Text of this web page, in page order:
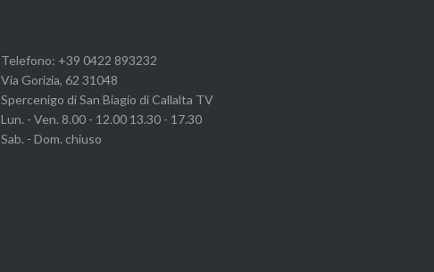
Telefono: +39 0422 893232
Via Gorizia, 62 31048
Spercenigo di San Biagio di Callalta TV
Lun. - Ven. 8.00 - 12.00 13.30 - 17.30
Sab. - Dom. chiuso